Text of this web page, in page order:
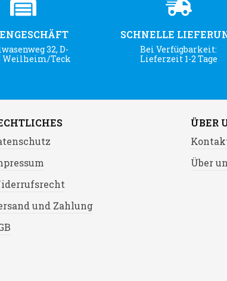
32, D-
Weilheim/Teck
SCHNELLE
Bei Verfügbarkeit:
Lieferzeit 1-2 Tage
und Zahlung
ÜBER
Über